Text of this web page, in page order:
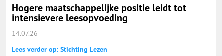
Hogere maatschappelijke positie leidt tot
intensievere leesopvoeding
14.07.26
Lees verder op: Stichting Lezen